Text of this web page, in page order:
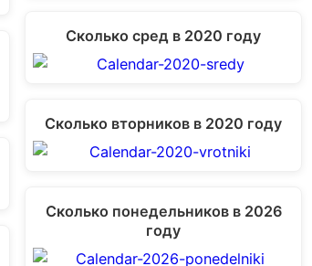
Сколько сред в 2020 году
Сколько вторников в 2020 году
Сколько понедельников в 2026
году